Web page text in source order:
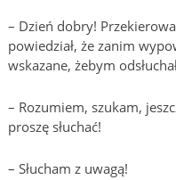
– Dzień dobry!
powiedział, że zanim
wskazane, żebym
– Rozumiem, szukam,
proszę słuchać!
– Słucham z uwagą!